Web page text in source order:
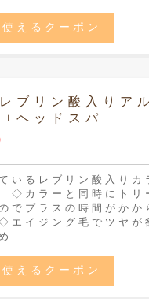
えるクーポン
ブリン酸入りア
+ヘッドスパ
いるレブリン酸入りカ
◇カラーと同時にトリ
でプラスの時間がかか
イジング毛でツヤが
め
えるクーポン